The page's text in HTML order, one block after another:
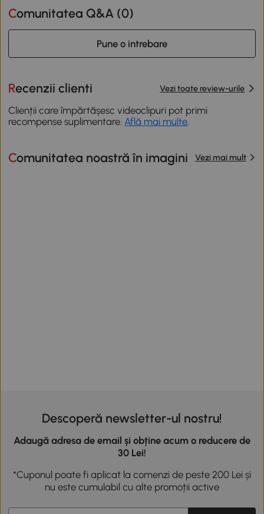
Comunitatea Q&A (0)
Pune o intrebare
Recenzii clienti Vezi toate review-urile
Clienții care împărtășesc videoclipuri pot primi
recompense suplimentare. Află mai multe
Comunitatea noastră în imagini Vezi mai mult
Descoperă newsletter-ul nostru!
Adaugă adresa de email și obține acum o reducere de
30 Lei!
*Cuponul poate fi aplicat la comenzi de peste 200 Lei și
nu este cumulabil cu alte promoții active